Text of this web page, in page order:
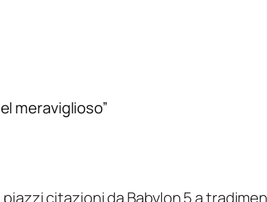
meraviglioso”
piazzi citazioni da Babylon 5 a